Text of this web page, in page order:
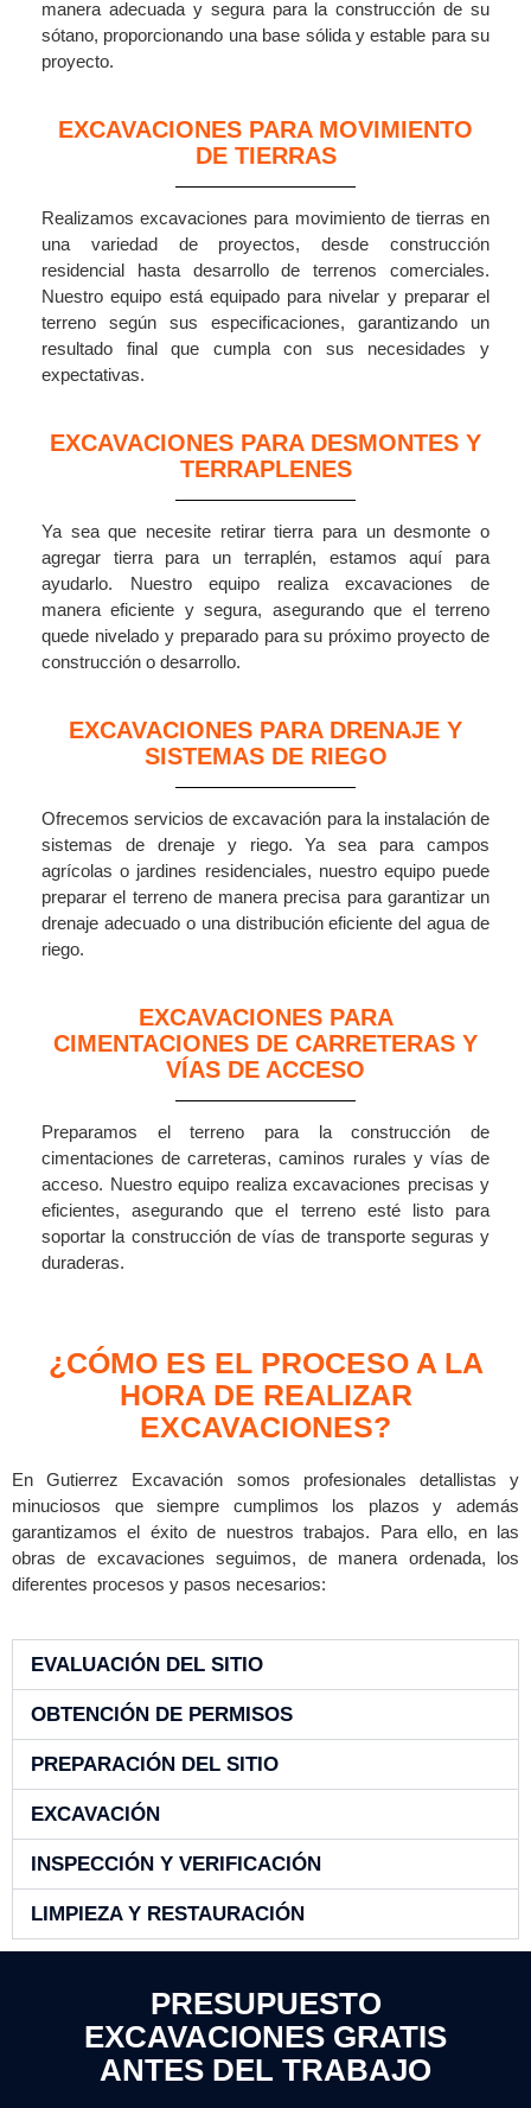
manera adecuada y segura para la construcción de su
sótano, proporcionando una base sólida y estable para su
proyecto.
EXCAVACIONES PARA MOVIMIENTO
DE TIERRAS
Realizamos excavaciones para movimiento de tierras en
una variedad de proyectos, desde construcción
residencial hasta desarrollo de terrenos comerciales.
Nuestro equipo está equipado para nivelar y preparar el
terreno según sus especificaciones, garantizando un
resultado final que cumpla con sus necesidades y
expectativas.
EXCAVACIONES PARA DESMONTES Y
TERRAPLENES
Ya sea que necesite retirar tierra para un desmonte o
agregar tierra para un terraplén, estamos aquí para
ayudarlo. Nuestro equipo realiza excavaciones de
manera eficiente y segura, asegurando que el terreno
quede nivelado y preparado para su próximo proyecto de
construcción o desarrollo.
EXCAVACIONES PARA DRENAJE Y
SISTEMAS DE RIEGO
Ofrecemos servicios de excavación para la instalación de
sistemas de drenaje y riego. Ya sea para campos
agrícolas o jardines residenciales, nuestro equipo puede
preparar el terreno de manera precisa para garantizar un
drenaje adecuado o una distribución eficiente del agua de
riego.
EXCAVACIONES PARA
CIMENTACIONES DE CARRETERAS Y
VÍAS DE ACCESO
Preparamos el terreno para la construcción de
cimentaciones de carreteras, caminos rurales y vías de
acceso. Nuestro equipo realiza excavaciones precisas y
eficientes, asegurando que el terreno esté listo para
soportar la construcción de vías de transporte seguras y
duraderas.
¿CÓMO ES EL PROCESO A LA
HORA DE REALIZAR
EXCAVACIONES?
En Gutierrez Excavación somos profesionales detallistas y
minuciosos que siempre cumplimos los plazos y además
garantizamos el éxito de nuestros trabajos. Para ello, en las
obras de excavaciones seguimos, de manera ordenada, los
diferentes procesos y pasos necesarios:
EVALUACIÓN DEL SITIO
OBTENCIÓN DE PERMISOS
PREPARACIÓN DEL SITIO
EXCAVACIÓN
INSPECCIÓN Y VERIFICACIÓN
LIMPIEZA Y RESTAURACIÓN
PRESUPUESTO
EXCAVACIONES GRATIS
ANTES DEL TRABAJO